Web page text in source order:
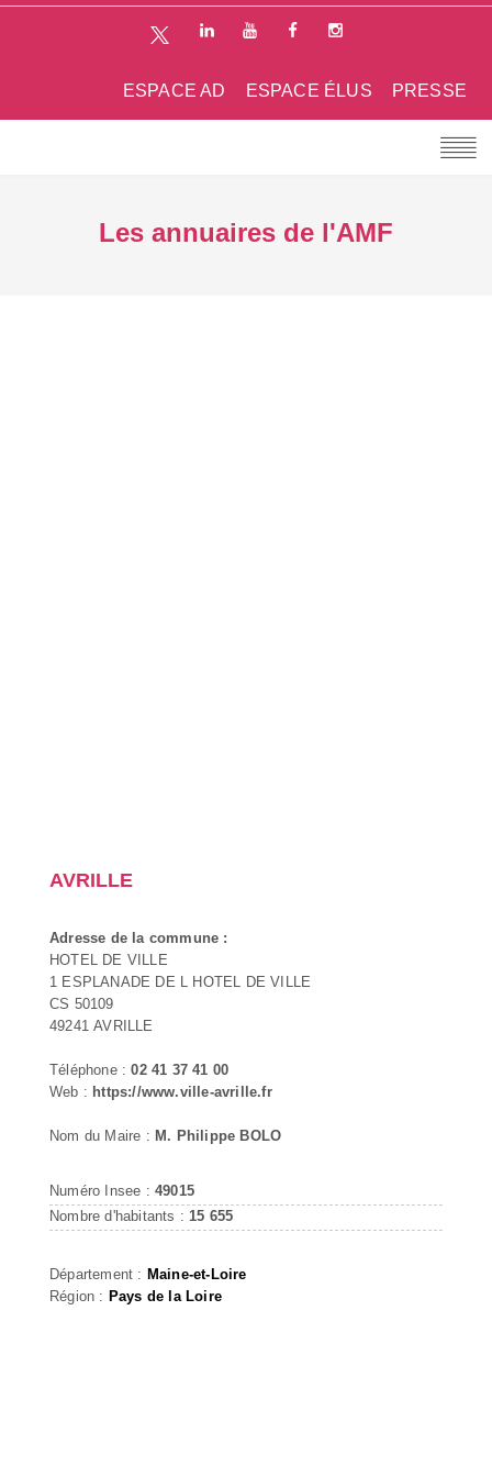
PRESSE
ESPACE ÉLUS
ESPACE AD
Les annuaires de l'AMF
AVRILLE
Adresse de la commune :
HOTEL DE VILLE
1 ESPLANADE DE L HOTEL DE VILLE
CS 50109
49241 AVRILLE
Téléphone :02 41 37 41 00
Web : https://www.ville-avrille.fr
Nom du Maire : M. Philippe BOLO
Numéro Insee : 49015
Nombre d'habitants : 15 655
Département : Maine-et-Loire
Région : Pays de la Loire